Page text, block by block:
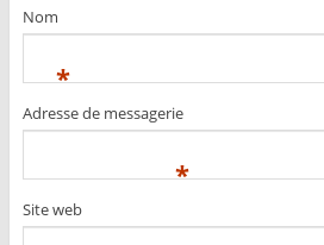
Nom
*
Adresse de messagerie
*
Site web